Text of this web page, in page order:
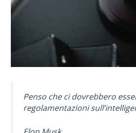
Penso che ci dovrebbero
regolamentazioni